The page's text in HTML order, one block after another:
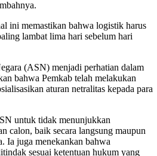
ini memastikan bahwa logistik harus
lambat lima hari sebelum hari
(ASN) menjadi perhatian dalam
bahwa Pemkab telah melakukan
aturan netralitas kepada para
untuk tidak menunjukkan
calon, baik secara langsung maupun
Ia juga menekankan bahwa
sesuai ketentuan hukum yang